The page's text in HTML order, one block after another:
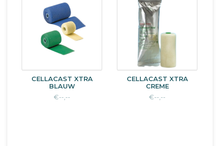
CELLACAST XTRA
BLAUW
€--,--
CELLACAST XTRA
CREME
€--,--